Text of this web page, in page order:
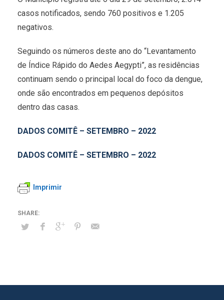
casos notificados, sendo 760 positivos e 1.205
negativos.
Seguindo os números deste ano do “Levantamento
de Índice Rápido do Aedes Aegypti”, as residências
continuam sendo o principal local do foco da dengue,
onde são encontrados em pequenos depósitos
dentro das casas.
DADOS COMITÊ – SETEMBRO – 2022
DADOS COMITÊ – SETEMBRO – 2022
Imprimir